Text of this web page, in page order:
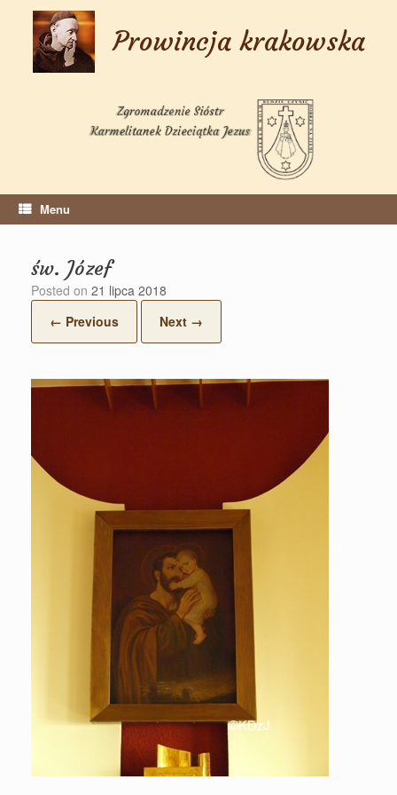
content
Prowincja krakowska
Menu
św. Józef
Posted on 21 lipca 2018
← Previous
Next →